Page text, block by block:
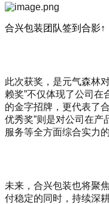
合兴包装团队签到合影↑
此次获奖，是元气森林
赖奖”不仅体现了公司在
的金字招牌，更代表了
优秀奖”则是对公司在产
服务等全方面综合实力
未来，合兴包装也将聚
付稳定的同时，持续深